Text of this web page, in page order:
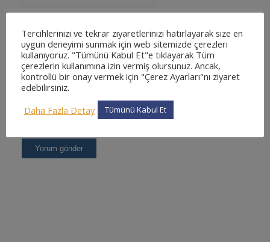
Tercihlerinizi ve tekrar ziyaretlerinizi hatırlayarak size en
uygun deneyimi sunmak için web sitemizde çerezleri
kullanıyoruz. "Tümünü Kabul Et"e tıklayarak Tüm
çerezlerin kullanımına izin vermiş olursunuz. Ancak,
kontrollü bir onay vermek için "Çerez Ayarları"nı ziyaret
edebilirsiniz.
Daha Fazla Detay
Tümünü Kabul Et